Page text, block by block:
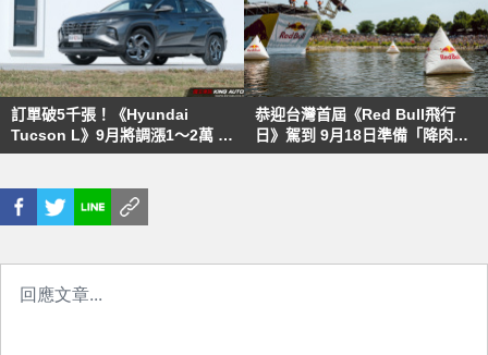
訂單破5千張！《Hyundai
Tucson L》9月將調漲1～2萬 8
月底前入主享3大好禮
恭迎台灣首屆《Red Bull飛行
日》駕到 9月18日準備「降肉」
台中港